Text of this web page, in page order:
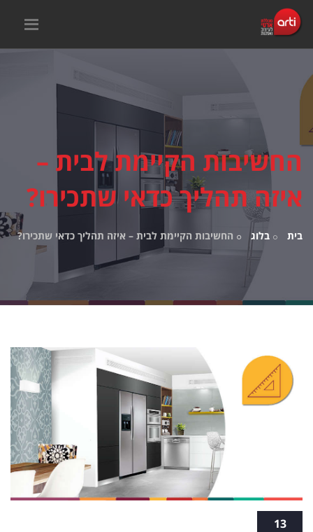
החשיבות הקיימת לבית –
איזה תהליך כדאי שתכירו?
בית בלוג החשיבות הקיימת לבית – איזה תהליך כדאי שתכירו?
13